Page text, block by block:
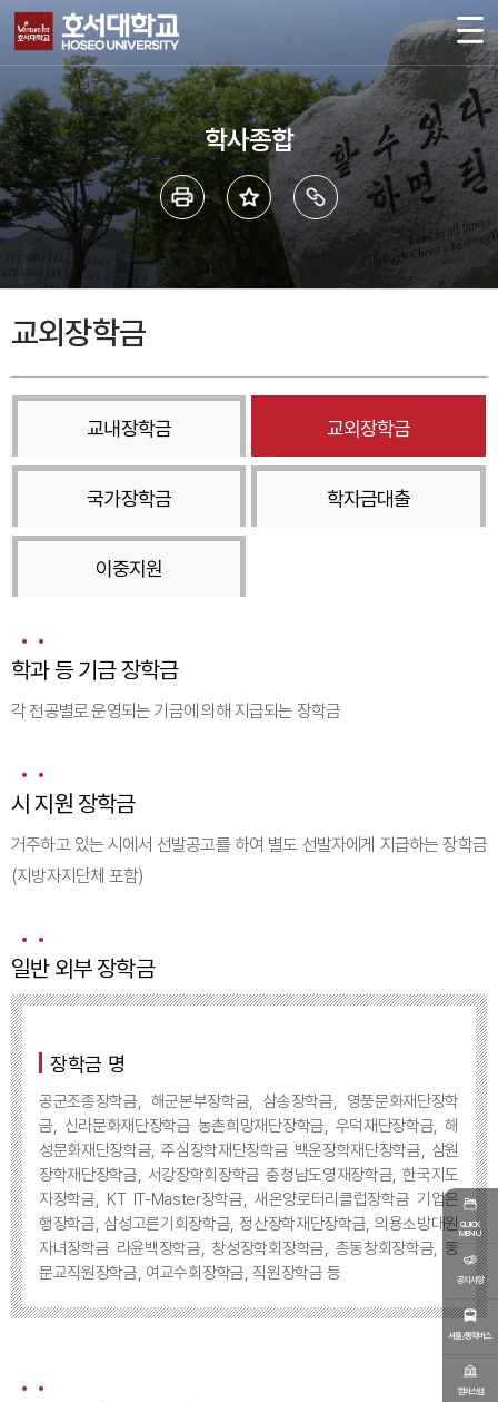
QUICK
MENU
공지사항
셔틀/통학버스
캠퍼스맵
학사종합
교외장학금
교내장학금 교외장학금
국가장학금 학자금대출
이중지원
학과 등 기금 장학금
각 전공별로 운영되는 기금에 의해 지급되는 장학금
시 지원 장학금
거주하고 있는 시에서 선발공고를 하여 별도 선발자에게 지급하는 장학금
(지방자지단체 포함)
일반 외부 장학금
장학금 명
공군조종장학금, 해군본부장학금, 삼송장학금, 영풍문화재단장학
금, 신라문화재단장학금 농촌희망재단장학금, 우덕재단장학금, 해
성문화재단장학금, 주심장학재단장학금 백운장학재단장학금, 삼원
장학재단장학금, 서강장학회장학금 충청남도영재장학금, 한국지도
자장학금, KT IT-Master장학금, 새온양로터리클럽장학금 기업은
행장학금, 삼성고른기회장학금, 정산장학재단장학금, 의용소방대원
자녀장학금 라윤백장학금, 창성장학회장학금, 총동창회장학금, 동
문교직원장학금, 여교수회장학금, 직원장학금 등